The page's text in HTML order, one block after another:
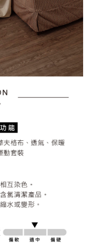
先享後付」服務完成之交
將交易相關給付款項請求債
人之同意方可使用
損失，本公司不負相關責
號之用戶狀況，依本公司即
情形，本公司將視審查結果
額度並採取法律行動。